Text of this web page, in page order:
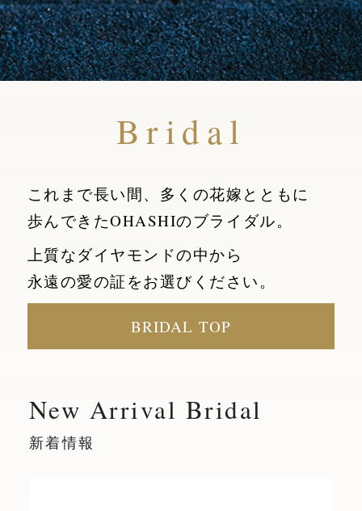
Bridal
これまで長い間、多くの花嫁とともに
歩んできたOHASHIのブライダル。
上質なダイヤモンドの中から
永遠の愛の証をお選びください。
BRIDAL TOP
New Arrival Bridal
新着情報